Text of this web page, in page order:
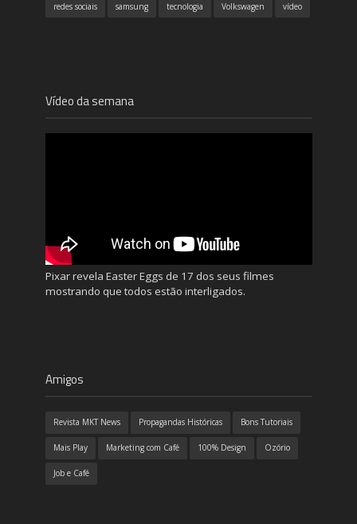
redes sociais samsung tecnologia Volkswagen vídeo
Vídeo da semana
Pixar revela Easter Eggs de 17 dos seus filmes
mostrando que todos estão interligados.
Amigos
Revista MKT News Propagandas Históricas Bons Tutoriais
Mais Play Marketing com Café 100% Design Ozório
Job e Café